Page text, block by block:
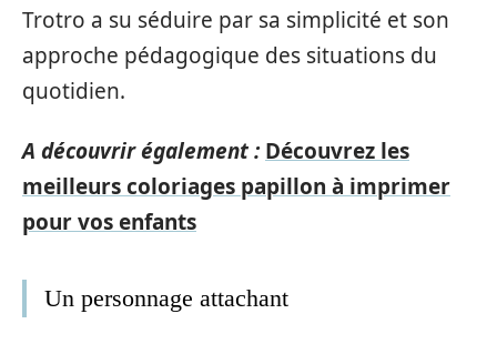
Trotro a su séduire par sa simplicité et son
approche pédagogique des situations du
quotidien.
A découvrir également : Découvrez les
meilleurs coloriages papillon à imprimer
pour vos enfants
Un personnage attachant